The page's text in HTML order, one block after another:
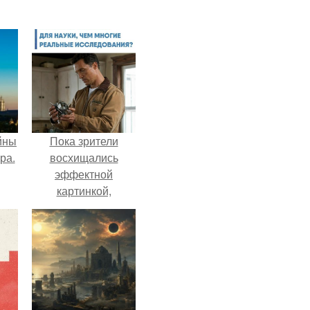
Пока зрители
восхищались
эффектной
картинкой,
создатели фильма
фактически
построили одну из
самых точных
визуальных
моделей чёрной